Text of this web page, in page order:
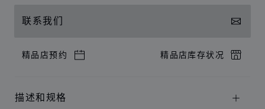
联系我们
精品店预约 精品店库存状况
描述和规格